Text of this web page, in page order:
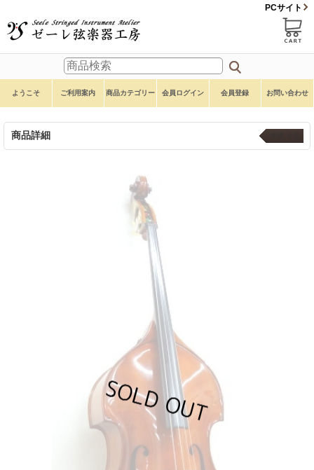
PCサイト
ようこそ ご利用案内 商品カテゴリー 会員ログイン 会員登録 お問い合わせ
商品詳細